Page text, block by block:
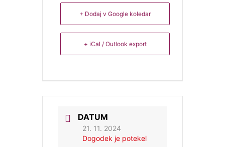
+ Dodaj v Google koledar
+ iCal / Outlook export
DATUM
21. 11. 2024
Dogodek je potekel